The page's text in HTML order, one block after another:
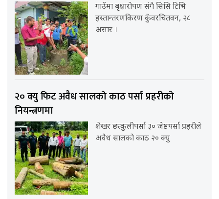
गाउँमा बृक्षारोपण संगै सिसि टिभि
हस्तान्तरणकिरण कुँवरचितवन, २८
असार ।
२० क्यु फिट अवैध सालको काठ पर्सा प्रहरीको
नियन्त्रणमा
शेखर छत्कुलीपर्सा ३० जेष्ठपर्सा प्रहरीले
अवैध सालको काठ २० क्यु